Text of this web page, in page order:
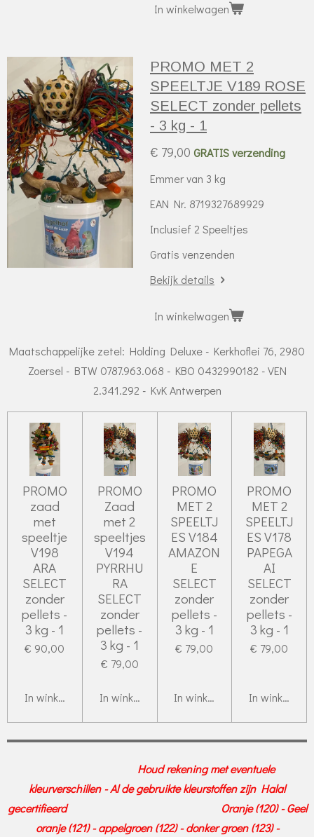
In winkelwagen
PROMO MET 2
SPEELTJE V189 ROSE
SELECT zonder pellets
- 3 kg - 1
€ 79,00 GRATIS verzending
Emmer van 3 kg
EAN Nr. 8719327689929
Inclusief 2 Speeltjes
Gratis venzenden
Bekijk details
In winkelwagen
Maatschappelijke zetel: Holding Deluxe - Kerkhoflei 76, 2980
Zoersel - BTW 0787.963.068 - KBO 0432990182 - VEN
2.341.292 - KvK Antwerpen
PROMO
zaad
met
speeltje
V198
ARA
SELECT
zonder
pellets -
3 kg - 1
€ 90,00
In winkelwagen
PROMO
Zaad
met 2
speeltjes
V194
PYRRHU
RA
SELECT
zonder
pellets -
3 kg - 1
€ 79,00
In winkelwagen
PROMO
MET 2
SPEELTJ
ES V184
AMAZON
E
SELECT
zonder
pellets -
3 kg - 1
€ 79,00
In winkelwagen
PROMO
MET 2
SPEELTJ
ES V178
PAPEGA
AI
SELECT
zonder
pellets -
3 kg - 1
€ 79,00
In
Houd rekening met eventuele
kleurverschillen - Al de gebruikte kleurstoffen zijn Halal
gecertifieerd Oranje (120) - Geel
oranje (121) - appelgroen (122) - donker groen (123) -